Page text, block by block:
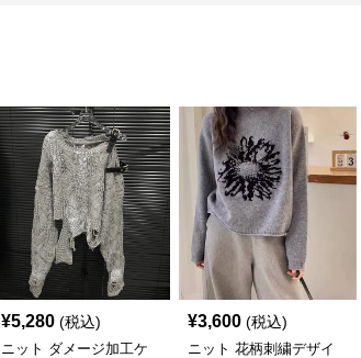
¥5,280 (税込)
ニット ダメージ加工ケ
¥3,600 (税込)
ニット 花柄刺繍デザイ